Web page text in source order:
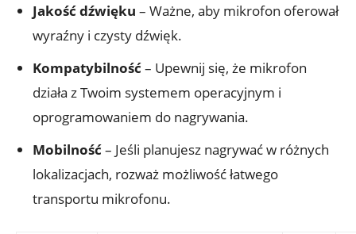
Jakość dźwięku – Ważne, aby mikrofon oferował
wyraźny i czysty dźwięk.
Kompatybilność– Upewnij się, że mikrofon
działa z Twoim systemem operacyjnym i
oprogramowaniem do nagrywania.
Mobilność– Jeśli planujesz nagrywać w różnych
lokalizacjach, rozważ możliwość łatwego
transportu mikrofonu.